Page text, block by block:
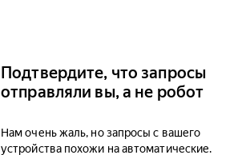
Подтвердите, что запросы
отправляли вы, а не робот
Нам очень жаль, но запросы с вашего
устройства похожи на автоматические.